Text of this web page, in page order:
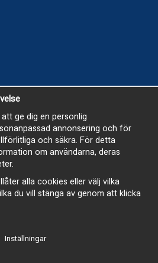
stängt
och paket skickas hela
ge dig en personlig
annonsering och för
och säkra. För detta
om användarna, deras
alla cookies eller välj vilka
du vill stänga av genom att klicka
Inställningar